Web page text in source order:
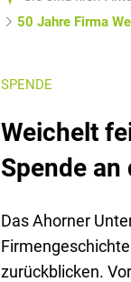
50 Jahre Firma
SPENDE
Weichelt
Spende
Das Ahorner
zurückblicken.